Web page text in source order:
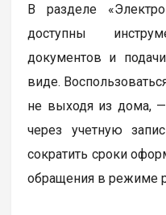
В разделе
доступны
документов и
виде.
не выходя из дома, —
через учетную
сократить сроки
обращения в режиме